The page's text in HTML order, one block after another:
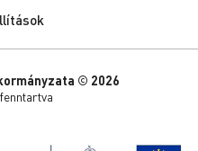
© 2026